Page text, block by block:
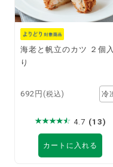
海老と帆立のカツ ２個入
り
692円 (税込)
4.7 (13)
カートに入れる